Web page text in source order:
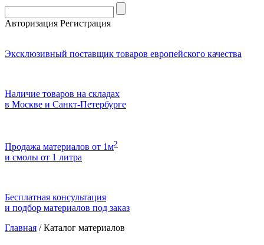
Авторизация Регистрация
Эксклюзивный поставщик товаров европейского качества
Наличие товаров на складах
в Москве и Санкт-Петербурге
Продажа материалов от 1м2
и смолы от 1 литра
Бесплатная консультация
и подбор материалов под заказ
Главная /Каталог материалов